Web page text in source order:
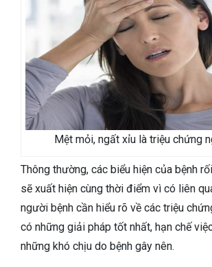
Mệt mỏi, ngất xỉu là triệu chứng
Thông thường, các biểu hiện của bệnh
sẽ xuất hiện cùng thời điểm vì có liên
người bệnh cần hiểu rõ về các triệu
có những giải pháp tốt nhất, hạn chế
những khó chịu do bệnh gây nên.